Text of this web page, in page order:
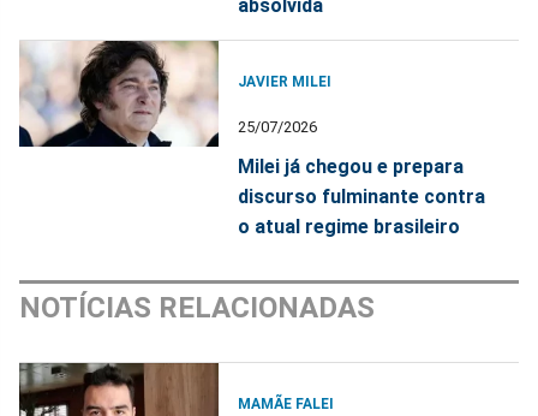
absolvida
JAVIER MILEI
25/07/2026
Milei já chegou e prepara
discurso fulminante contra
o atual regime brasileiro
NOTÍCIAS RELACIONADAS
MAMÃE FALEI